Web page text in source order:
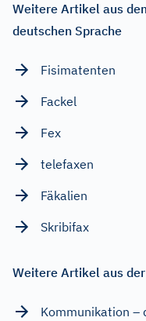
Weitere Artikel aus
deutschen Sprache
Fisimatenten
Fackel
Fex
telefaxen
Fäkalien
Skribifax
Weitere Artikel aus
Kommunikation –